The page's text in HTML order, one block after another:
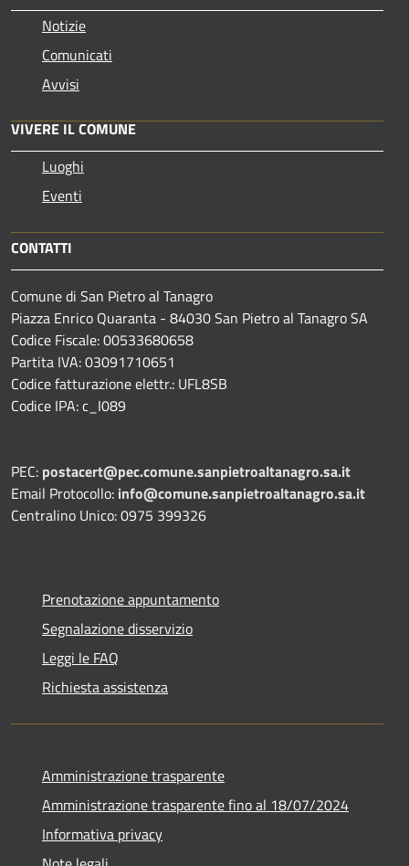
Notizie
Comunicati
Avvisi
VIVERE IL COMUNE
Luoghi
Eventi
CONTATTI
Comune di San Pietro al Tanagro
Piazza Enrico Quaranta - 84030 San Pietro al Tanagro SA
Codice Fiscale: 00533680658
Partita IVA: 03091710651
Codice fatturazione elettr.: UFL8SB
Codice IPA: c_I089
PEC: postacert@pec.comune.sanpietroaltanagro.sa.it
Email Protocollo: info@comune.sanpietroaltanagro.sa.it
Centralino Unico: 0975 399326
Prenotazione appuntamento
Segnalazione disservizio
Leggi le FAQ
Richiesta assistenza
Amministrazione trasparente
Amministrazione trasparente fino al 18/07/2024
Informativa privacy